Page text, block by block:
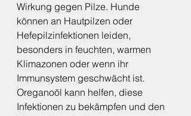
Wirkung gegen Pilze. Hunde
können an Hautpilzen oder
Hefepilzinfektionen leiden,
besonders in feuchten, warmen
Klimazonen oder wenn ihr
Immunsystem geschwächt ist.
Oreganoöl kann helfen, diese
Infektionen zu bekämpfen und den